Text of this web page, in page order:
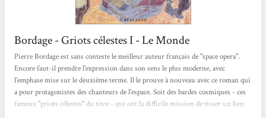
Bordage - Griots célestes I - Le Monde
Pierre Bordage est sans conteste le meilleur auteur français de "space opera".
Encore faut-il prendre l'expression dans son sens le plus moderne, avec
l'emphase mise sur le deuxième terme. Il le prouve à nouveau avec ce roman qui
a pour protagonistes des chanteurs de l'espace. Soit des bardes cosmiques - ces
fameux "griots célestes" du titre - qui ont la difficile mission de tisser un lien